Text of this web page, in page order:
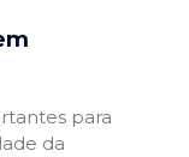
para
da